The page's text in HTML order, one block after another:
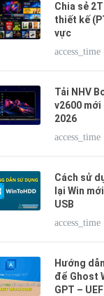
Chia sẻ
thiết kế
vực
access_time
Tải NHV
v2600
2026
access_time
Cách sử
lại Win
USB
access_time
Hướng
để Ghost
GPT – UEFI